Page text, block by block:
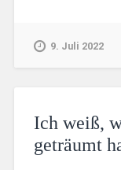
9. Juli 2022
Ich weiß,
geträumt